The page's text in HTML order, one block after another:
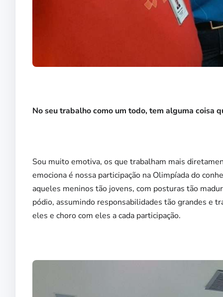
No seu trabalho como um todo, tem alguma coisa
Sou muito emotiva, os que trabalham mais
emociona é nossa participação na Olimpíada do
aqueles meninos tão jovens, com posturas tão
pódio, assumindo responsabilidades tão grandes e
eles e choro com eles a cada participação.